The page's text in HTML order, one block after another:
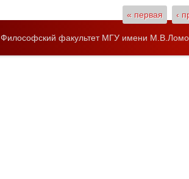
Страницы« первая ‹
Философский факультет МГУ имени